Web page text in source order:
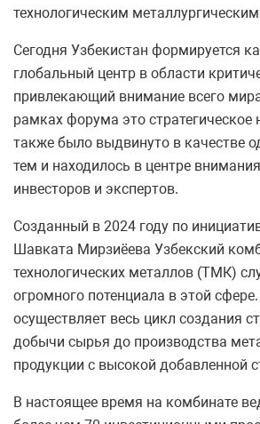
технологическим
Сегодня Узбекистан формируется
глобальный центр в области
привлекающий внимание всего
рамках форума это стратегическое
также было выдвинуто в качестве
тем и находилось в центре
инвесторов и экспертов.
Созданный в 2024 году по
Шавката Мирзиёева Узбекский
технологических металлов (ТМК)
огромного потенциала в этой
осуществляет весь цикл создания
добычи сырья до производства
продукции с высокой добавленной
В настоящее время на комбинате